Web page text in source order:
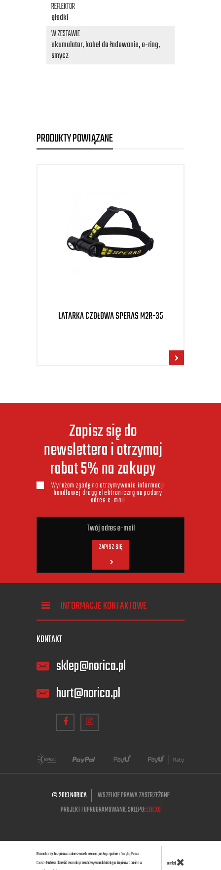
REFLEKTOR
gładki
W ZESTAWIE
akumulator, kabel do ładowania, o-ring,
smycz
PRODUKTY POWIĄZANE
LATARKA CZOŁOWA SPERAS M2R-35
Zapisz się do
newslettera i otrzymaj
rabat 5% na zakupy
Wyrażam zgodę na otrzymywanie informacji
handlowej drogą elektroniczną na podany
adres e-mail
ZAPISZ SIĘ
INFORMACJE KONTAKTOWE
KONTAKT
sklep@norica.pl
hurt@norica.pl
© 2019 NORICA
WSZELKIE PRAWA ZASTRZEŻONE
PROJEKT I OPROGRAMOWANIE SKLEPU:EBEXO
Strona korzysta z plików cookies w celu realizacji usług i zgodnie zPolityką Plików
CookiesMożesz określić warunki przechowywania lub dostępu do plików cookies w
zamknij